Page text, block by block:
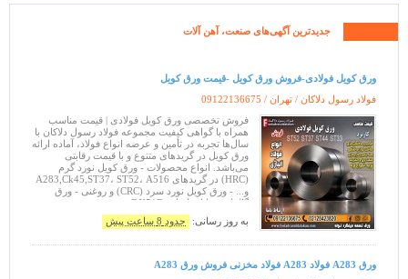
جدیدترین آگهی‌های صنعت، آهن آلات
ورق کویل فولادی-فروش ورق کویل -قیمت ورق کویل
فولاد رسول دلاکان / تهران / 09122136675
فروش تخصصی ورق کویل فولادی | قیمت مناسب
همراه با گواهی کیفیت مجموعه فولاد رسول دلاکان با
سال‌ها تجربه در تأمین و عرضه انواع فولاد، آماده ارائه
ورق کویل در گریدهای متنوع و با قیمت رقابتی
می‌باشد. انواع محصولات - ورق کویل نورد گرم
(HRC) در گریدهای A283,Ck45,ST37، ST52، A516
و... - ورق کویل نورد سرد (CRC) و روغنی - ورق
لوله‌سازی API (X42 تا X80)
به روز رسانی: حدود 8 ساعت پیش
ورق A283 فولاد A283 فولاد مخزنی فروش ورق A283